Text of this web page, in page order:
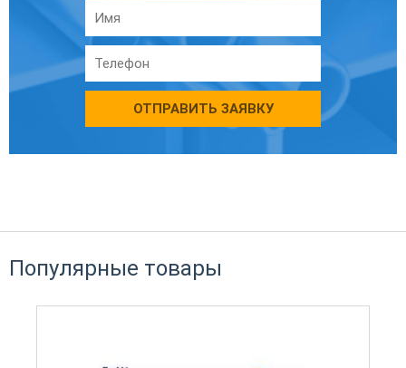
ОТПРАВИТЬ ЗАЯВКУ
Популярные товары